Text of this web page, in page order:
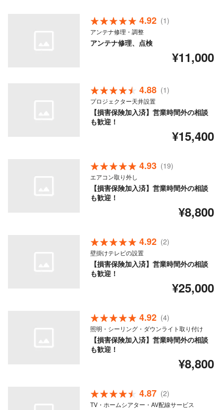
4.92 (1)
アンテナ修理・調整
アンテナ修理、点検
¥11,000
4.88 (1)
プロジェクター天井設置
【損害保険加入済】営業時間外の相談
も歓迎！
¥15,400
4.93 (19)
エアコン取り外し
【損害保険加入済】営業時間外の相談
も歓迎！
¥8,800
4.92 (2)
壁掛けテレビの設置
【損害保険加入済】営業時間外の相談
も歓迎！
¥25,000
4.92 (4)
照明・シーリング・ダウンライト取り付け
【損害保険加入済】営業時間外の相談
も歓迎！
¥8,800
4.87 (2)
TV・ホームシアター・AV配線サービス